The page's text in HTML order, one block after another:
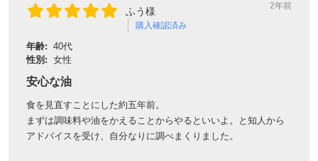
ふう様
購入確認済み
2年前
年齢: 40代
性別: 女性
安心な油
食を見直すことにした約五年前。
まずは調味料や油をかえることからやるといいよ。と知人から
アドバイスを受け、自分なりに調べまくりました。